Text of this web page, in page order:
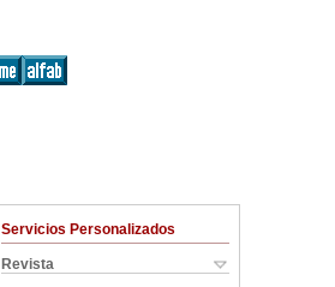
Servicios Personalizados
Revista